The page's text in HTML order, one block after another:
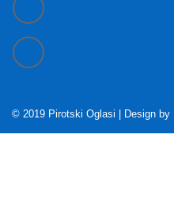
© 2019 Pirotski Oglasi | Design by